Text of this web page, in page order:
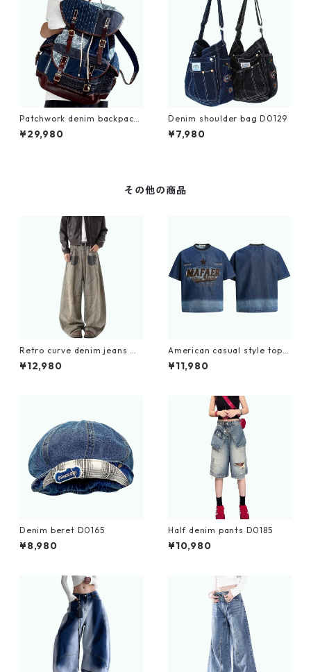
Patchwork denim backpack
D0109
¥29,980
Denim shoulder bag D0129
¥7,980
その他の商品
Retro curve denim jeans D
0182
¥12,980
American casual style tops
D0203
¥11,980
Denim beret D0165
¥8,980
Half denim pants D0185
¥10,980